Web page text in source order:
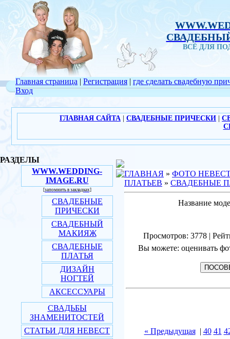
ВСЁ ДЛЯ
Главная страница | Регистрация |
Вход
где сделать свадебную
ГЛАВНАЯ САЙТА СВАДЕБНЫЕ ПРИЧЕСКИ
РАЗДЕЛЫ
WWW.WEDDING-
IMAGE.RU
[запомнить в закладках]
СВАДЕБНЫЕ
ПРИЧЕСКИ
СВАДЕБНЫЙ
МАКИЯЖ
СВАДЕБНЫЕ
ПЛАТЬЯ
ДИЗАЙН
НОГТЕЙ
АКСЕССУАРЫ
СВАДЬБЫ
ЗНАМЕНИТОСТЕЙ
СТАТЬИ ДЛЯ НЕВЕСТ
ГЛАВНАЯ » ФОТО
ПЛАТЬЕВ » СВАДЕБНЫЕ
Название
Просмотров: 3778 |
Вы можете: оценивать
« Предыдущая| 40 41